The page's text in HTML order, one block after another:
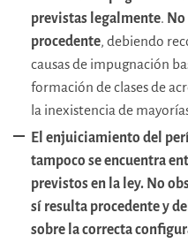
previstas legalmente.
procedente, debiendo
causas de impugnación
formación de clases de
la inexistencia de
El enjuiciamiento del
tampoco se encuentra
previstos en la ley. No
sí resulta procedente y
sobre la correcta